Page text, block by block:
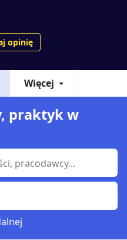
opinię
Więcej
praktyk w